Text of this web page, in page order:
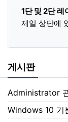
1단 및 2단
제일 상단에
게시판
Administrator
Windows 10 기